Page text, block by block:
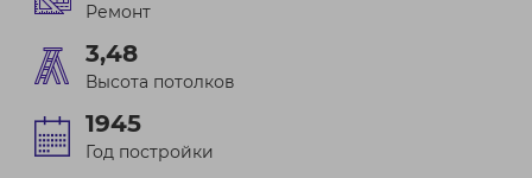
Ремонт
3,48
Высота потолков
1945
Год постройки